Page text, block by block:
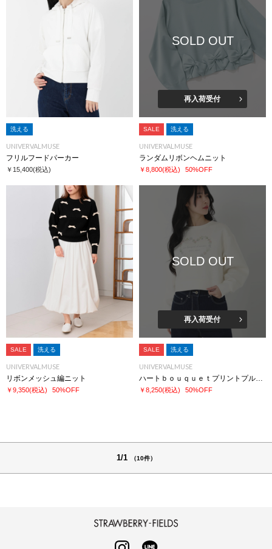
洗える
UNIVERVALMUSE
フリルフードパーカー
￥15,400(税込)
SOLD OUT
再入荷受付
SALE 洗える
UNIVERVALMUSE
ランダムリボンヘムニット
￥8,800(税込) 50%OFF
SALE 洗える
UNIVERVALMUSE
リボンメッシュ編ニット
￥9,350(税込) 50%OFF
SOLD OUT
再入荷受付
SALE 洗える
UNIVERVALMUSE
￥8,250(税込) 50%OFF
1/1 （10件）
INSTAGRAM